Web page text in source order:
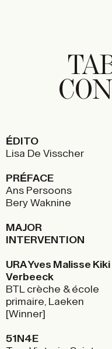
ÉDITO
Lisa De Visscher
PRÉFACE
Ans Persoons
Bery Waknine
MAJOR
INTERVENTION
URA Yves Malisse Kiki
Verbeeck
BTL crèche & école
primaire, Laeken
[Winner]
51N4E